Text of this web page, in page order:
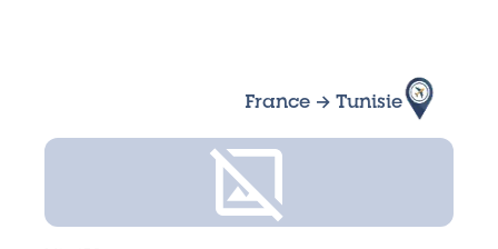
France → Tunisie